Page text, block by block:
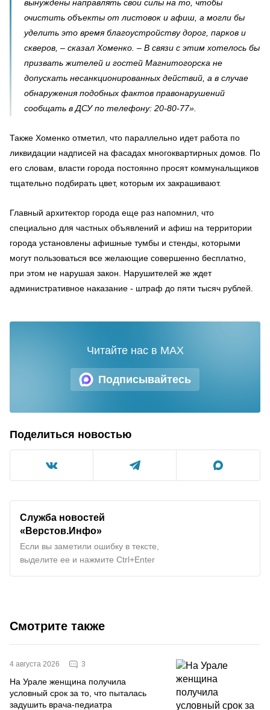
вынуждены направлять свои силы на то, чтобы
очистить объекты от листовок и афиш, а могли бы
уделить это время благоустройству дорог, парков и
скверов, – сказал Хоменко. – В связи с этим хотелось бы
призвать жителей и гостей Магнитогорска не
допускать несанкционированных действий, а в случае
обнаружения подобных фактов правонарушений
сообщать в ДСУ по телефону: 20-80-77».
Также Хоменко отметил, что параллельно идет работа по
ликвидации надписей на фасадах многоквартирных домов. По
его словам, власти города постоянно просят коммунальщиков
тщательно подбирать цвет, которым их закрашивают.
Главный архитектор города еще раз напомнил, что
специально для частных объявлений и афиш на территории
города установлены афишные тумбы и стенды, которыми
могут пользоваться все желающие совершенно бесплатно,
при этом не нарушая закон. Нарушителей же ждет
административное наказание - штраф до пяти тысяч рублей.
Подписывайтесь
Читайте нас в MAX
Поделиться новостью
Служба новостей
«Верстов.Инфо»
Если вы заметили ошибку в тексте,
выделите ее и нажмите Ctrl+Enter
Смотрите также
4 августа 2026 3
На Урале женщина получила
условный срок за то, что пыталась
задушить врача-педиатра